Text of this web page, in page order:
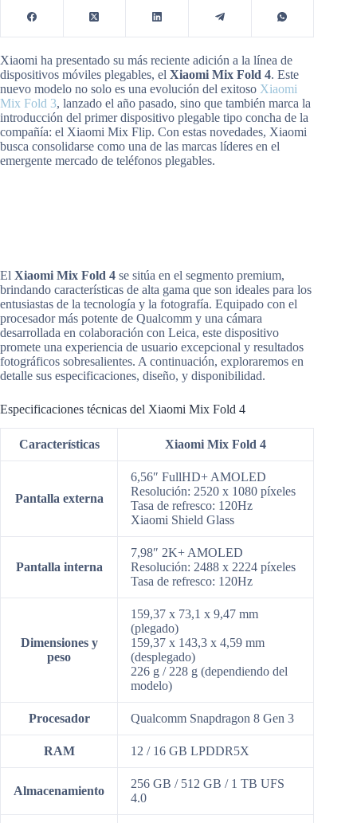
Xiaomi ha presentado su más reciente adición a la línea de
dispositivos móviles plegables, el Xiaomi Mix Fold 4. Este
nuevo modelo no solo es una evolución del exitoso Xiaomi
Mix Fold 3, lanzado el año pasado, sino que también marca la
introducción del primer dispositivo plegable tipo concha de la
compañía: el Xiaomi Mix Flip. Con estas novedades, Xiaomi
busca consolidarse como una de las marcas líderes en el
emergente mercado de teléfonos plegables.
El Xiaomi Mix Fold 4 se sitúa en el segmento premium,
brindando características de alta gama que son ideales para los
entusiastas de la tecnología y la fotografía. Equipado con el
procesador más potente de Qualcomm y una cámara
desarrollada en colaboración con Leica, este dispositivo
promete una experiencia de usuario excepcional y resultados
fotográficos sobresalientes. A continuación, exploraremos en
detalle sus especificaciones, diseño, y disponibilidad.
Especificaciones técnicas del Xiaomi Mix Fold 4
Características Xiaomi Mix Fold 4
Pantalla externa
6,56″ FullHD+ AMOLED
Resolución: 2520 x 1080 píxeles
Tasa de refresco: 120Hz
Xiaomi Shield Glass
Pantalla interna
7,98″ 2K+ AMOLED
Resolución: 2488 x 2224 píxeles
Tasa de refresco: 120Hz
Dimensiones y
peso
159,37 x 73,1 x 9,47 mm
(plegado)
159,37 x 143,3 x 4,59 mm
(desplegado)
226 g / 228 g (dependiendo del
modelo)
Procesador Qualcomm Snapdragon 8 Gen 3
RAM 12 / 16 GB LPDDR5X
Almacenamiento
256 GB / 512 GB / 1 TB UFS
4.0